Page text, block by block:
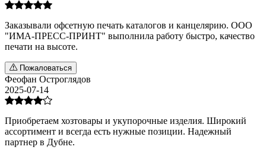
Заказывали офсетную печать каталогов и канцелярию. ООО
"ИМА-ПРЕСС-ПРИНТ" выполнила работу быстро, качество
печати на высоте.
Пожаловаться
Феофан Остроглядов
2025-07-14
Приобретаем хозтовары и укупорочные изделия. Широкий
ассортимент и всегда есть нужные позиции. Надежный
партнер в Дубне.